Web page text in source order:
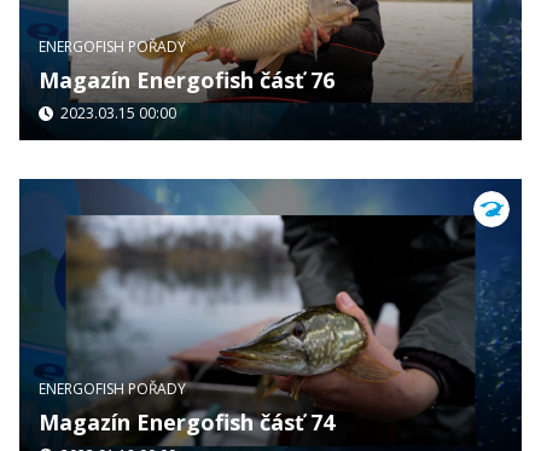
ENERGOFISH POŘADY
Magazín Energofish čásť 76
2023.03.15 00:00
ENERGOFISH POŘADY
Magazín Energofish čásť 74